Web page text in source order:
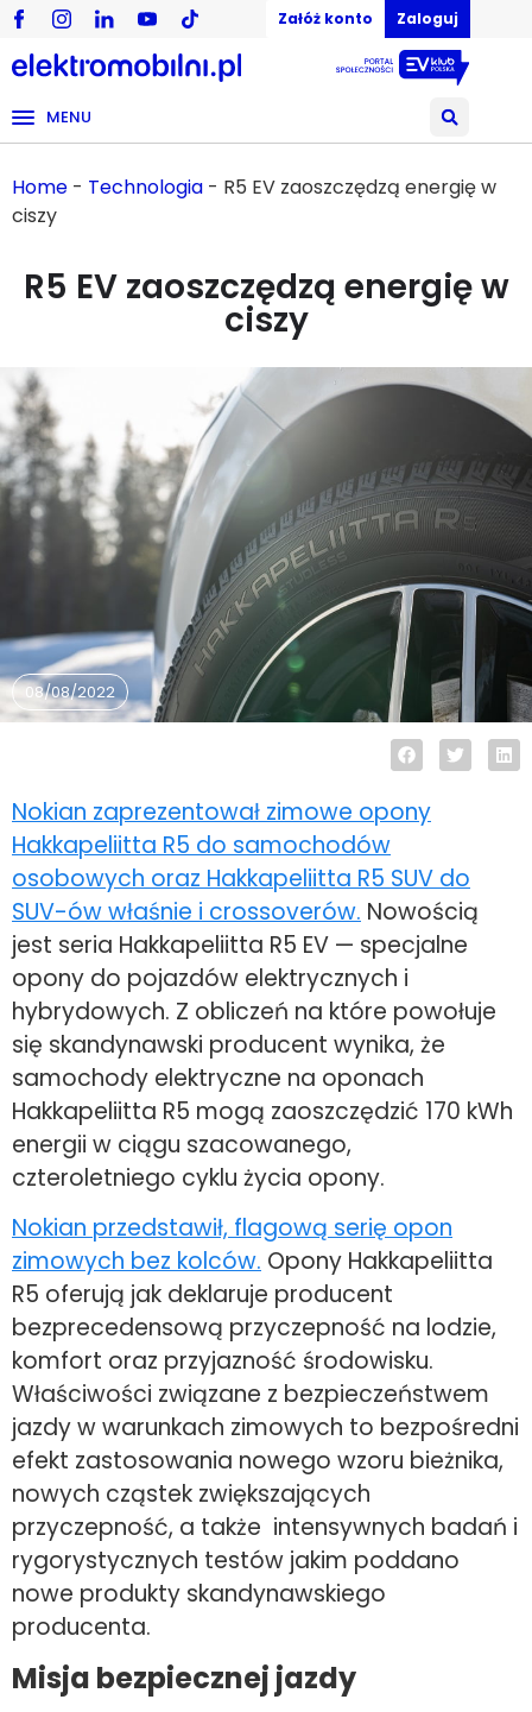
Załóż konto Zaloguj
MENU
Home - Technologia - R5 EV zaoszczędzą energię w
ciszy
R5 EV zaoszczędzą energię w
ciszy
08/08/2022
Nokian zaprezentował zimowe opony
Hakkapeliitta R5 do samochodów
osobowych oraz Hakkapeliitta R5 SUV do
SUV-ów właśnie i crossoverów. Nowością
jest seria Hakkapeliitta R5 EV — specjalne
opony do pojazdów elektrycznych i
hybrydowych. Z obliczeń na które powołuje
się skandynawski producent wynika, że
samochody elektryczne na oponach
Hakkapeliitta R5 mogą zaoszczędzić 170 kWh
energii w ciągu szacowanego,
czteroletniego cyklu życia opony.
Nokian przedstawił, flagową serię opon
zimowych bez kolców. Opony Hakkapeliitta
R5 oferują jak deklaruje producent
bezprecedensową przyczepność na lodzie,
komfort oraz przyjazność środowisku.
Właściwości związane z bezpieczeństwem
jazdy w warunkach zimowych to bezpośredni
efekt zastosowania nowego wzoru bieżnika,
nowych cząstek zwiększających
przyczepność, a także intensywnych badań i
rygorystycznych testów jakim poddano
nowe produkty skandynawskiego
producenta.
Misja bezpiecznej jazdy